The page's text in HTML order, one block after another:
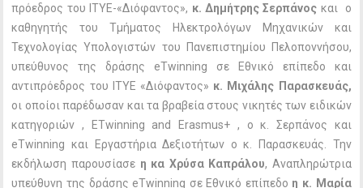
πρόεδρος του ΙΤΥΕ-«Διόφαντος», κ. Δημήτρης Σερπάνος και ο
καθηγητής του Τμήματος Ηλεκτρολόγων Μηχανικών και
Τεχνολογίας Υπολογιστών του Πανεπιστημίου Πελοποννήσου,
υπεύθυνος της δράσης eTwinning σε Εθνικό επίπεδο και
αντιπρόεδρος του ΙΤΥΕ «Διόφαντος» κ. Μιχάλης Παρασκευάς,
οι οποίοι παρέδωσαν και τα βραβεία στους νικητές των ειδικών
κατηγοριών , ETwinning and Erasmus+ , ο κ. Σερπάνος και
eTwinning και Εργαστήρια Δεξιοτήτων ο κ. Παρασκευάς. Την
εκδήλωση παρουσίασε η κα Χρύσα Καπράλου, Αναπληρώτρια
υπεύθυνη της δράσης eTwinning σε Εθνικό επίπεδο η κ. Μαρία